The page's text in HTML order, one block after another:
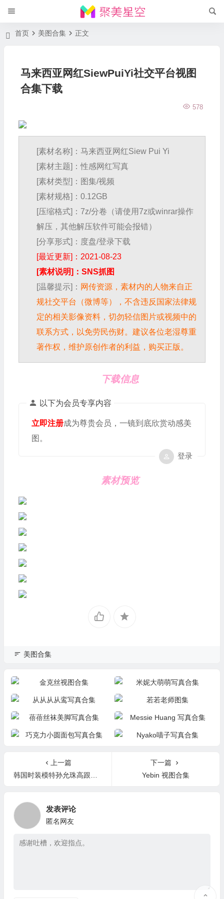
首页 美图合集 正文
马来西亚网红SiewPuiYi社交平台视图
合集下载
578
[素材名称]：马来西亚网红Siew Pui Yi
[素材主题]：性感网红写真
[素材类型]：图集/视频
[素材规格]：0.12GB
[压缩格式]：7z/分卷（请使用7z或winrar操作
解压，其他解压软件可能会报错）
[分享形式]：度盘/登录下载
[最近更新]：2021-08-23
[素材说明]：SNS抓图
[温馨提示]： 网传资源，素材内的人物来自正
规社交平台（微博等），不含违反国家法律规
定的相关影像资料，切勿轻信图片或视频中的
联系方式，以免劳民伤财。建议各位老湿尊重
著作权，维护原创作者的利益，购买正版。
下载信息
以下为会员专享内容
立即注册成为尊贵会员，一镜到底欣赏动感美
图。
登录
素材预览
美图合集
金克丝视图合集 米妮大萌萌写真合集
从从从从鸾写真合集 若若老师图集
蓓蓓丝袜美脚写真合集 Messie Huang 写真合集
上一篇
韩国时装模特孙允珠高跟肉丝美腿写真合集下载
下一篇
Yebin 视图合集
发表评论
匿名网友